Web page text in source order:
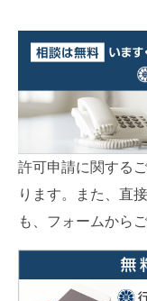
許可申請に関する
ります。また、直
も、フォームから